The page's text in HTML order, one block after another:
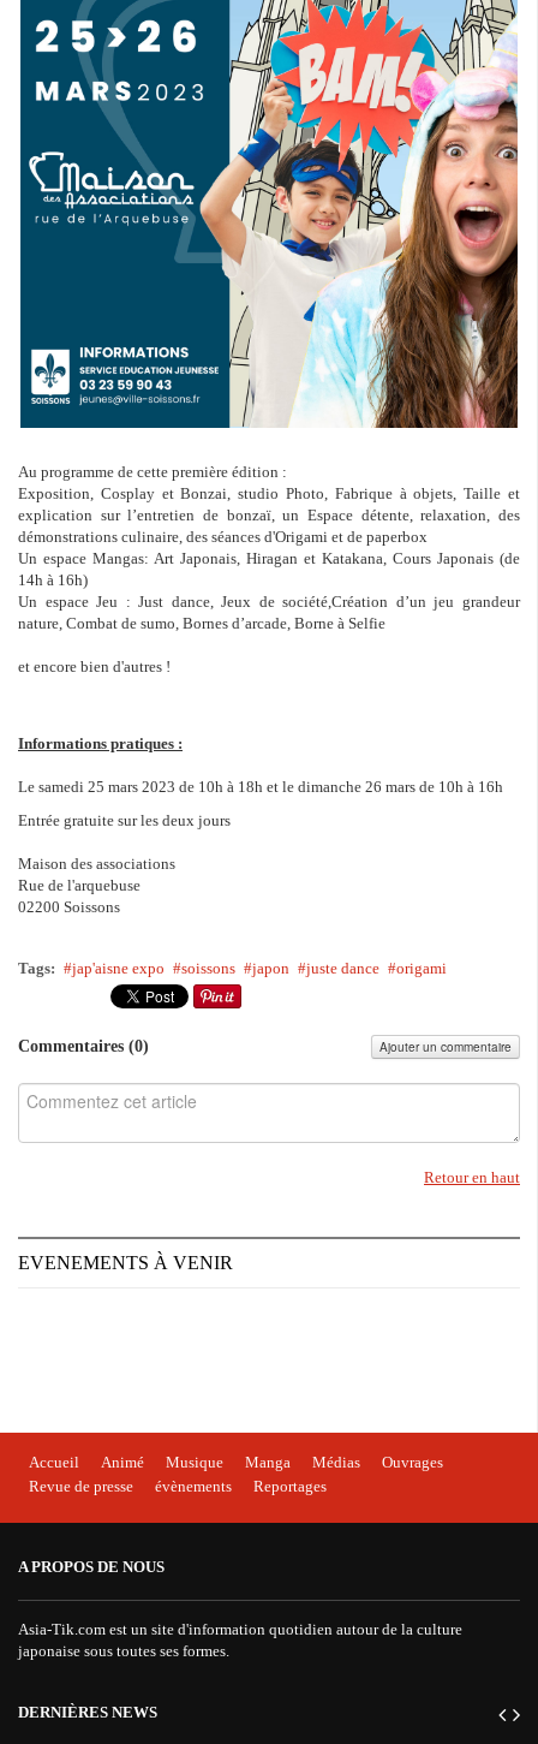
Au programme de cette première édition :
Exposition, Cosplay et Bonzai, studio Photo, Fabrique à objets, Taille et
explication sur l’entretien de bonzaï, un Espace détente, relaxation, des
démonstrations culinaire, des séances d'Origami et de paperbox
Un espace Mangas: Art Japonais, Hiragan et Katakana, Cours Japonais (de
14h à 16h)
Un espace Jeu : Just dance, Jeux de société,Création d’un jeu grandeur
nature, Combat de sumo, Bornes d’arcade, Borne à Selfie
et encore bien d'autres !
Informations pratiques :
Le samedi 25 mars 2023 de 10h à 18h et le dimanche 26 mars de 10h à 16h
Entrée gratuite sur les deux jours
Maison des associations
Rue de l'arquebuse
02200 Soissons
Tags: jap'aisne expo soissons japon juste dance origami
Commentaires (0) Ajouter un commentaire
Retour en haut
EVENEMENTS À VENIR
Accueil Animé Musique Manga Médias
Ouvrages
Revue de presse
évènements Reportages
A PROPOS DE NOUS
Asia-Tik.com est un site d'information quotidien autour de la culture
japonaise sous toutes ses formes.
DERNIÈRES NEWS